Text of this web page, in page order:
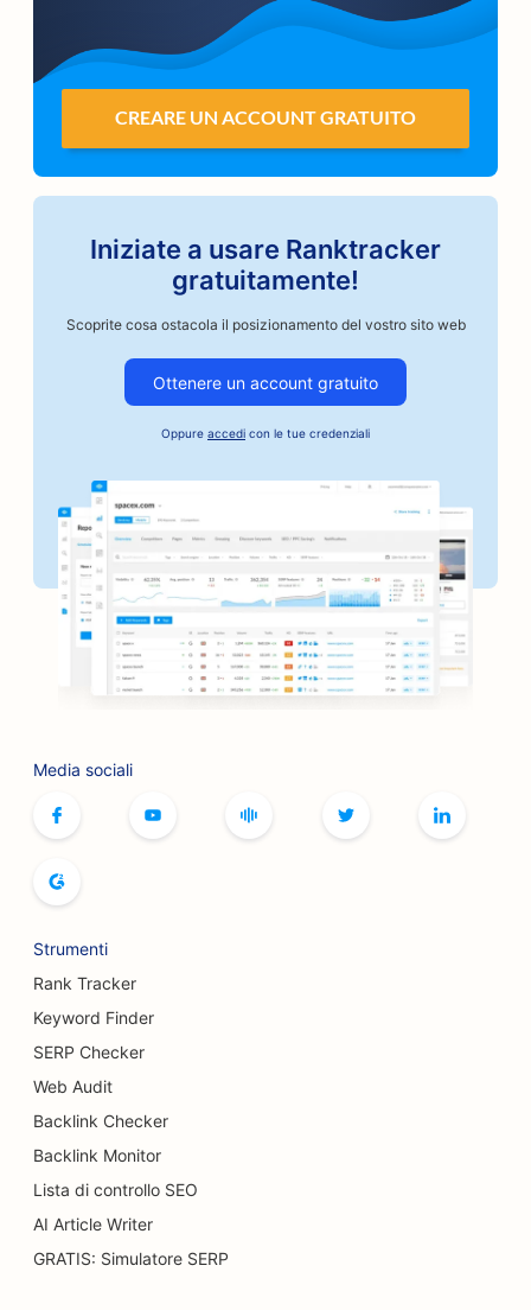
CREARE UN ACCOUNT GRATUITO
Iniziate a usare Ranktracker
gratuitamente!
Scoprite cosa ostacola il posizionamento del vostro sito web
Ottenere un account gratuito
Oppure accedi con le tue credenziali
Media sociali
Strumenti
Rank Tracker
Keyword Finder
SERP Checker
Web Audit
Backlink Checker
Backlink Monitor
Lista di controllo SEO
AI Article Writer
GRATIS: Simulatore SERP